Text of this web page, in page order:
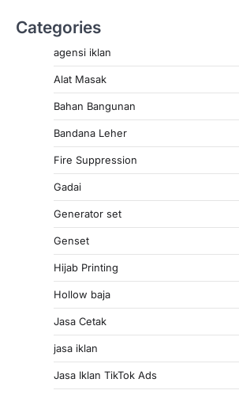
Categories
agensi iklan
Alat Masak
Bahan Bangunan
Bandana Leher
Fire Suppression
Gadai
Generator set
Genset
Hijab Printing
Hollow baja
Jasa Cetak
jasa iklan
Jasa Iklan TikTok Ads